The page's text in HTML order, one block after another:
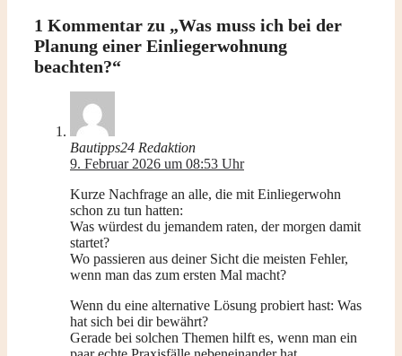
1 Kommentar zu „Was muss ich bei der
Planung einer Einliegerwohnung
beachten?“
Bautipps24 Redaktion
9. Februar 2026 um 08:53 Uhr
Kurze Nachfrage an alle, die mit Einliegerwohn
schon zu tun hatten:
Was würdest du jemandem raten, der morgen damit
startet?
Wo passieren aus deiner Sicht die meisten Fehler,
wenn man das zum ersten Mal macht?
Wenn du eine alternative Lösung probiert hast: Was
hat sich bei dir bewährt?
Gerade bei solchen Themen hilft es, wenn man ein